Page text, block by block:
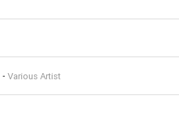
- Various Artist